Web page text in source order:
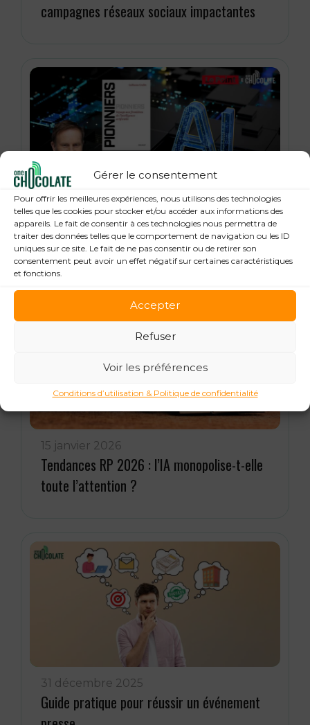
Gérer le consentement
Pour offrir les meilleures expériences, nous utilisons des technologies
telles que les cookies pour stocker et/ou accéder aux informations des
appareils. Le fait de consentir à ces technologies nous permettra de
traiter des données telles que le comportement de navigation ou les ID
uniques sur ce site. Le fait de ne pas consentir ou de retirer son
consentement peut avoir un effet négatif sur certaines caractéristiques
et fonctions.
Accepter
Refuser
Voir les préférences
Conditions d’utilisation & Politique de confidentialité
campagnes réseaux sociaux impactantes
21 janvier 2026
« Pionniers », anatomie des leaders de la
Tech : Guillaume Grallet, Le Point
15 janvier 2026
Tendances RP 2026 : l’IA monopolise-t-elle
toute l’attention ?
31 décembre 2025
Guide pratique pour réussir un événement